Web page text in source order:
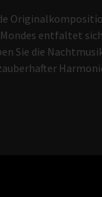
entfaltet
Sie die